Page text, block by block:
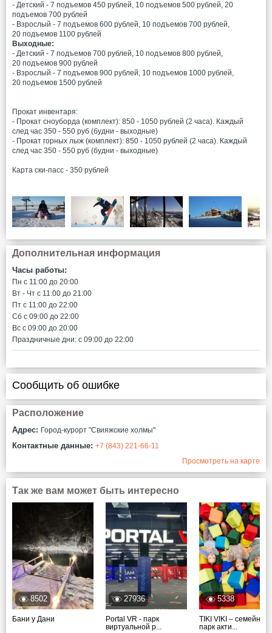
- Детский - 7 подъемов 450 рублей, 10 подъемов 500 рублей, 20
подъемов 700 рублей
- Взрослый - 7 подъемов 600 рублей, 10 подъемов 700 рублей,
20 подъемов 1100 рублей
Выходные:
- Детский - 7 подъемов 700 рублей, 10 подъемов 800 рублей,
20 подъемов 900 рублей
- Взрослый - 7 подъемов 900 рублей, 10 подъемов 1000 рублей,
20 подъемов 1500 рублей
Прокат инвентаря:
- Прокат сноуборда (комплект): 850 - 1050 рублей (2 часа). Каждый
след час 350 - 550 руб (будни - выходные)
- Прокат горных лыж (комплект): 850 - 1050 рублей (2 часа). Каждый
след час 350 - 550 руб (будни - выходные)
Карта ски-пасс - 350 рублей
Дополнительная информация
Часы работы:
Пн c 11:00 до 20:00
Вт - Чт c 11:00 до 21:00
Пт c 11:00 до 22:00
Сб c 09:00 до 22:00
Вс c 09:00 до 20:00
Праздничные дни: c 09:00 до 22:00
Сообщить об ошибке
Расположение
Адрес: Город-курорт "Свияжские холмы"
Контактные данные: +7 (843) 221-66-11
Просмотреть на карте
Так же вам может быть интересно
8502
Бани у Дани
27936
Portal VR - парк
виртуальной р...
5338
TIKI VIKI – семейный
парк акти...